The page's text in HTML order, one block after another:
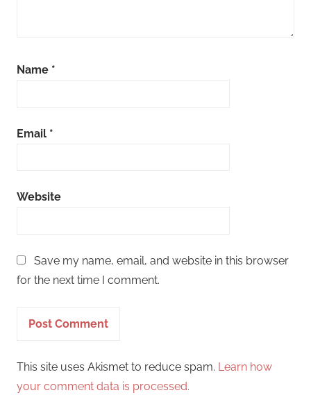
Name *
Email *
Website
Save my name, email, and website in this browser
for the next time I comment.
This site uses Akismet to reduce spam. Learn how
your comment data is processed.